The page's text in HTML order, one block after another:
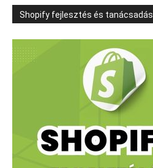
Shopify fejlesztés és tanácsadás